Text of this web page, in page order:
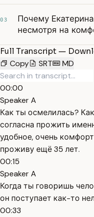
03
Почему
несмотря на
Full Transcript —
Copy
SRT MD
00:00
Speaker A
Как ты осмелилась?
согласна прожить
удобное, очень
проживу ещё 35 лет.
00:15
Speaker A
Когда ты говоришь
он поступает как-то
00:33